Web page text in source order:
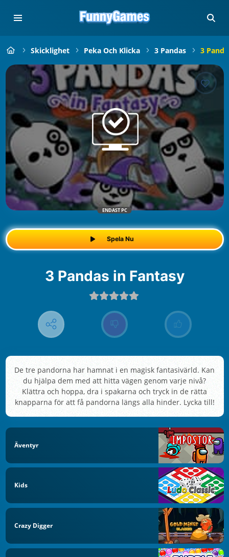
Skicklighet Peka Och Klicka 3 Pandas 3
ENDAST PC
Spela Nu
3 Pandas in Fantasy
De tre pandorna har hamnat i en magisk fantasivärld. Kan
du hjälpa dem med att hitta vägen genom varje nivå?
Klättra och hoppa, dra i spakarna och tryck in de rätta
knapparna för att få pandorna längs alla hinder. Lycka till!
Äventyr
Kids
Crazy Digger